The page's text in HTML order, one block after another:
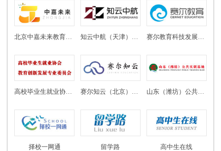
高校毕业生就业协会教育创新发展专业委员会 赛尔知云（北京）教育科技有限公司 山东（潍坊）公共实训基地
择校一网通 留学路 高中生在线